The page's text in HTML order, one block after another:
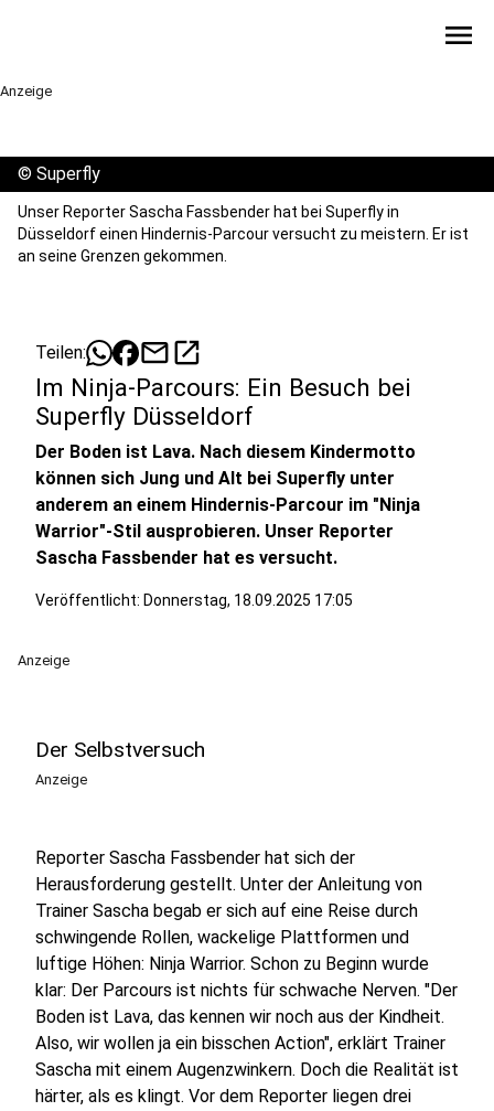
menu
Anzeige
© Superfly
Unser Reporter Sascha Fassbender hat bei Superfly in
Düsseldorf einen Hindernis-Parcour versucht zu meistern. Er ist
an seine Grenzen gekommen.
Teilen: mailopen_in_new
Im Ninja-Parcours: Ein Besuch bei
Superfly Düsseldorf
Der Boden ist Lava. Nach diesem Kindermotto
können sich Jung und Alt bei Superfly unter
anderem an einem Hindernis-Parcour im "Ninja
Warrior"-Stil ausprobieren. Unser Reporter
Sascha Fassbender hat es versucht.
Veröffentlicht: Donnerstag, 18.09.2025 17:05
Anzeige
Der Selbstversuch
Anzeige
Reporter Sascha Fassbender hat sich der
Herausforderung gestellt. Unter der Anleitung von
Trainer Sascha begab er sich auf eine Reise durch
schwingende Rollen, wackelige Plattformen und
luftige Höhen: Ninja Warrior. Schon zu Beginn wurde
klar: Der Parcours ist nichts für schwache Nerven. "Der
Boden ist Lava, das kennen wir noch aus der Kindheit.
Also, wir wollen ja ein bisschen Action", erklärt Trainer
Sascha mit einem Augenzwinkern. Doch die Realität ist
härter, als es klingt. Vor dem Reporter liegen drei